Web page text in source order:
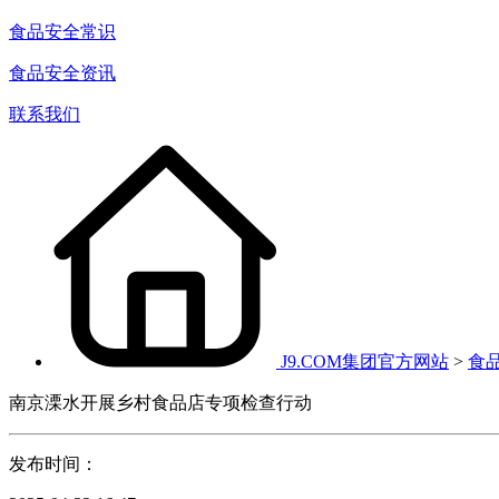
食品安全常识
食品安全资讯
联系我们
J9.COM集团官方网站 > 食
南京溧水开展乡村食品店专项检查行动
发布时间：